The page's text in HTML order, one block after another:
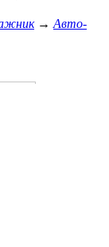
→ Авто-